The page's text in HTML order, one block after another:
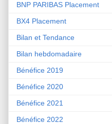
BNP PARIBAS Placement
BX4 Placement
Bilan et Tendance
Bilan hebdomadaire
Bénéfice 2019
Bénéfice 2020
Bénéfice 2021
Bénéfice 2022